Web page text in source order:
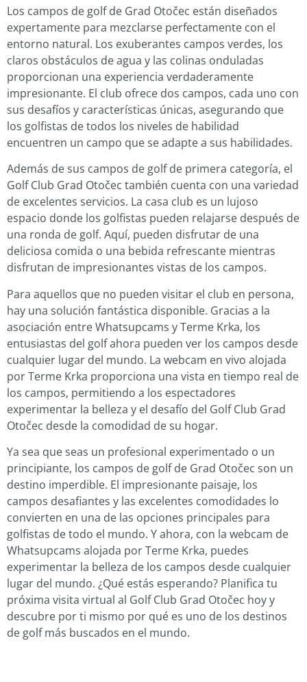
Los campos de golf de Grad Otočec están diseñados
expertamente para mezclarse perfectamente con el
entorno natural. Los exuberantes campos verdes, los
claros obstáculos de agua y las colinas onduladas
proporcionan una experiencia verdaderamente
impresionante. El club ofrece dos campos, cada uno con
sus desafíos y características únicas, asegurando que
los golfistas de todos los niveles de habilidad
encuentren un campo que se adapte a sus habilidades.
Además de sus campos de golf de primera categoría, el
Golf Club Grad Otočec también cuenta con una variedad
de excelentes servicios. La casa club es un lujoso
espacio donde los golfistas pueden relajarse después de
una ronda de golf. Aquí, pueden disfrutar de una
deliciosa comida o una bebida refrescante mientras
disfrutan de impresionantes vistas de los campos.
Para aquellos que no pueden visitar el club en persona,
hay una solución fantástica disponible. Gracias a la
asociación entre Whatsupcams y Terme Krka, los
entusiastas del golf ahora pueden ver los campos desde
cualquier lugar del mundo. La webcam en vivo alojada
por Terme Krka proporciona una vista en tiempo real de
los campos, permitiendo a los espectadores
experimentar la belleza y el desafío del Golf Club Grad
Otočec desde la comodidad de su hogar.
Ya sea que seas un profesional experimentado o un
principiante, los campos de golf de Grad Otočec son un
destino imperdible. El impresionante paisaje, los
campos desafiantes y las excelentes comodidades lo
convierten en una de las opciones principales para
golfistas de todo el mundo. Y ahora, con la webcam de
Whatsupcams alojada por Terme Krka, puedes
experimentar la belleza de los campos desde cualquier
lugar del mundo. ¿Qué estás esperando? Planifica tu
próxima visita virtual al Golf Club Grad Otočec hoy y
descubre por ti mismo por qué es uno de los destinos
de golf más buscados en el mundo.